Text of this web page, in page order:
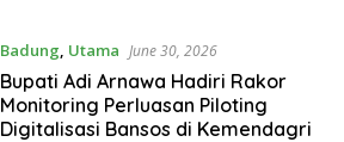
Badung Utama June 30, 2026
⁠Bupati Adi Arnawa Hadiri Rakor
Monitoring Perluasan Piloting
Digitalisasi Bansos di Kemendagri